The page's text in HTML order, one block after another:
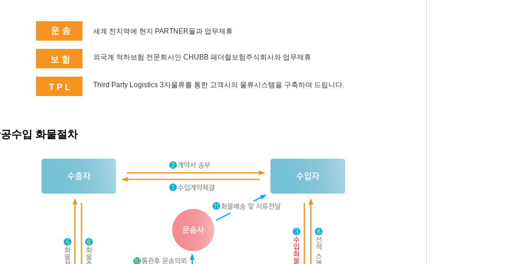
운 송 세계 전지역에 현지 PARTNER들과 업무제휴
보 험 외국계 적하보험 전문회사인 CHUBB 패더럴보험주식회사와 업무제휴
T P L Third Party Logistics 3자물류를 통한 고객사의 물류시스템을 구축하여 드립니다.
수입 화물절차